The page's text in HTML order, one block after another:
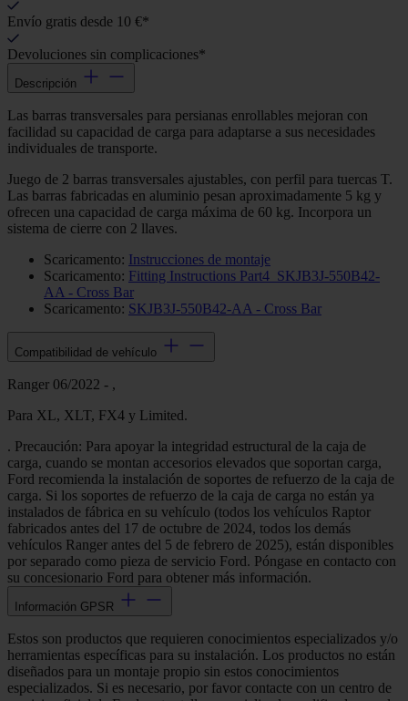
Envío gratis desde 10 €*
Devoluciones sin complicaciones*
Descripción
Las barras transversales para persianas enrollables mejoran con
facilidad su capacidad de carga para adaptarse a sus necesidades
individuales de transporte.
Juego de 2 barras transversales ajustables, con perfil para tuercas T.
Las barras fabricadas en aluminio pesan aproximadamente 5 kg y
ofrecen una capacidad de carga máxima de 60 kg. Incorpora un
sistema de cierre con 2 llaves.
Scaricamento: Instrucciones de montaje
Scaricamento: Fitting Instructions Part4_SKJB3J-550B42-
AA - Cross Bar
Scaricamento: SKJB3J-550B42-AA - Cross Bar
Compatibilidad de vehículo
Ranger 06/2022 - ,
Para XL, XLT, FX4 y Limited.
. Precaución: Para apoyar la integridad estructural de la caja de
carga, cuando se montan accesorios elevados que soportan carga,
Ford recomienda la instalación de soportes de refuerzo de la caja de
carga. Si los soportes de refuerzo de la caja de carga no están ya
instalados de fábrica en su vehículo (todos los vehículos Raptor
fabricados antes del 17 de octubre de 2024, todos los demás
vehículos Ranger antes del 5 de febrero de 2025), están disponibles
por separado como pieza de servicio Ford. Póngase en contacto con
su concesionario Ford para obtener más información.
Información GPSR
Estos son productos que requieren conocimientos especializados y/o
herramientas específicas para su instalación. Los productos no están
diseñados para un montaje propio sin estos conocimientos
especializados. Si es necesario, por favor contacte con un centro de